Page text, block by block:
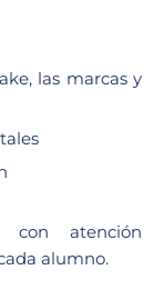
las marcas y
con atención
alumno.